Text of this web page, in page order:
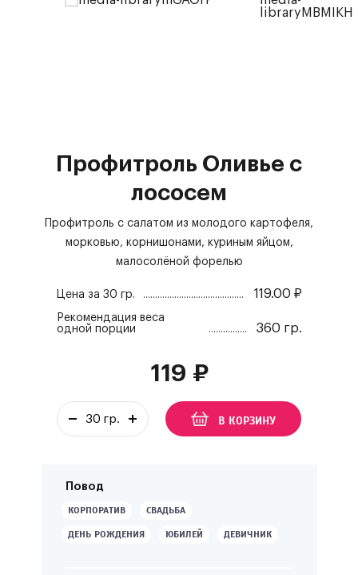
Повод
КОРПОРАТИВ СВАДЬБА
ДЕНЬ РОЖДЕНИЯ ЮБИЛЕЙ ДЕВИЧНИК
Профитроль Оливье с
лососем
Профитроль с салатом из молодого картофеля,
морковью, корнишонами, куриным яйцом,
малосолёной форелью
Цена за 30 гр. 119.00 ₽
Рекомендация веса
одной порции
360 гр.
119 ₽
В КОРЗИНУ